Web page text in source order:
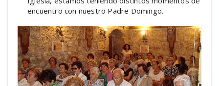
encuentro con nuestro Padre Domingo.